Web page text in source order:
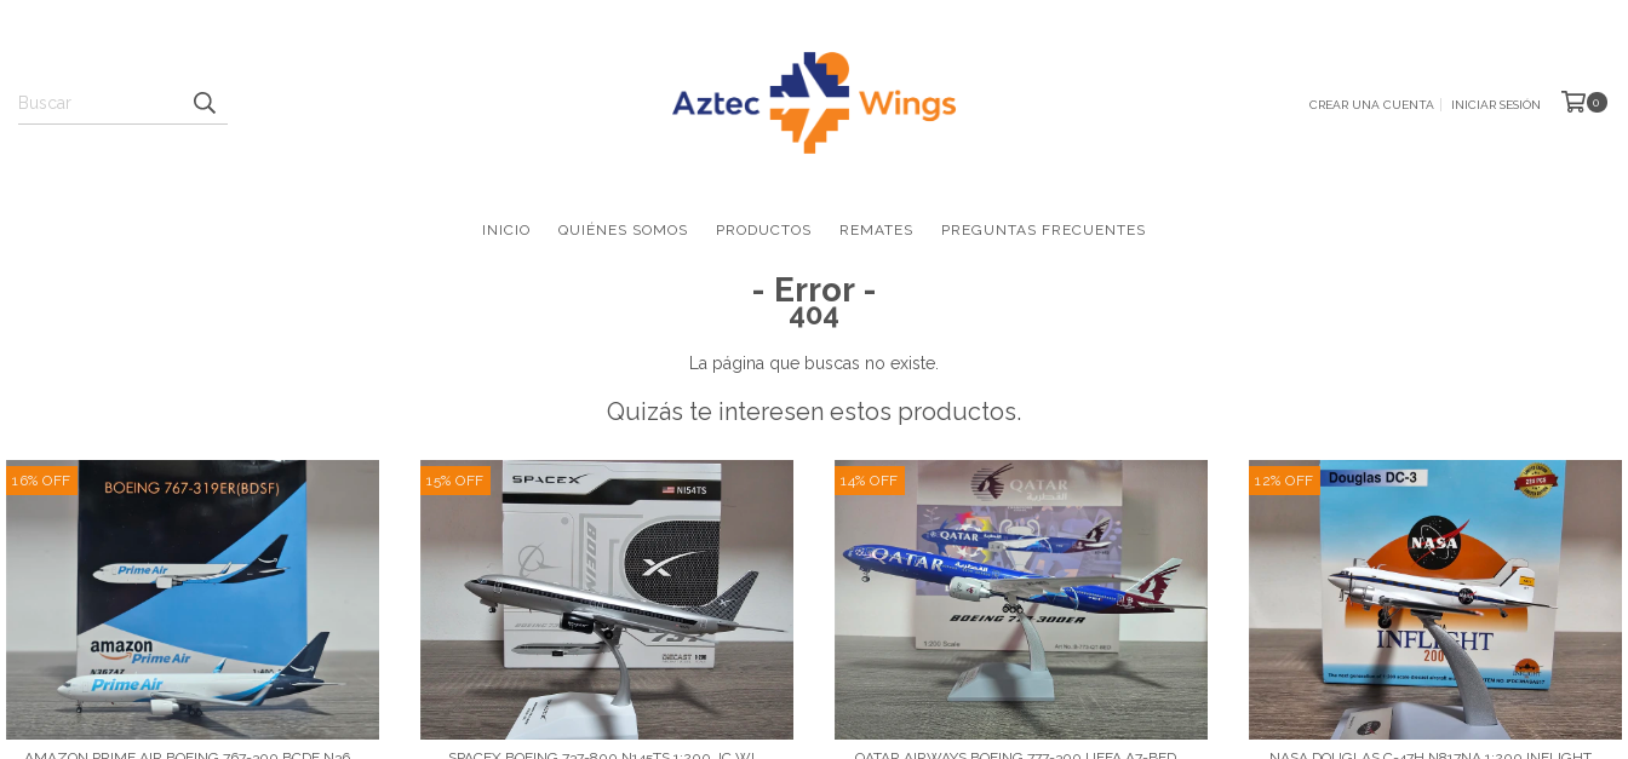
CREAR UNA CUENTA INICIAR SESIÓN 0
INICIO QUIÉNES SOMOS PRODUCTOS REMATES PREGUNTAS FRECUENTES
- Error -
404
La página que buscas no existe.
Quizás te interesen estos productos.
16% OFF 15%OFF 14%OFF 12%OFF